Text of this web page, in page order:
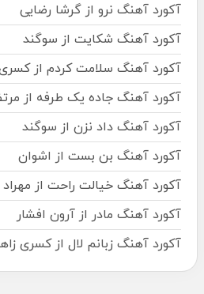
آکورد آهنگ نرو از گرشا رضایی
آکورد آهنگ شکایت از سوگند
آکورد آهنگ سلامت کردم از
آکورد آهنگ جاده یک طرفه از
آکورد آهنگ داد نزن از سوگند
آکورد آهنگ بن بست از اشوان
آکورد آهنگ خیالت راحت از
آکورد آهنگ مادر از آرون افشار
آکورد آهنگ زبانم لال از کسری